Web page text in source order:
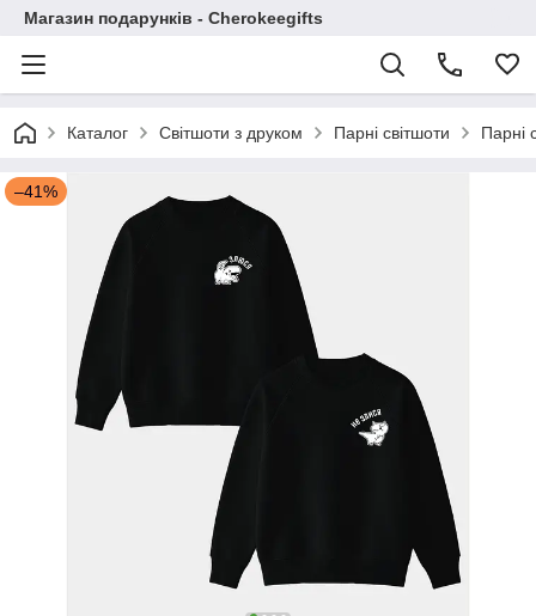
Магазин подарунків - Cherokeegifts
Каталог Світшоти з друком Парні світшоти Парні
–41%